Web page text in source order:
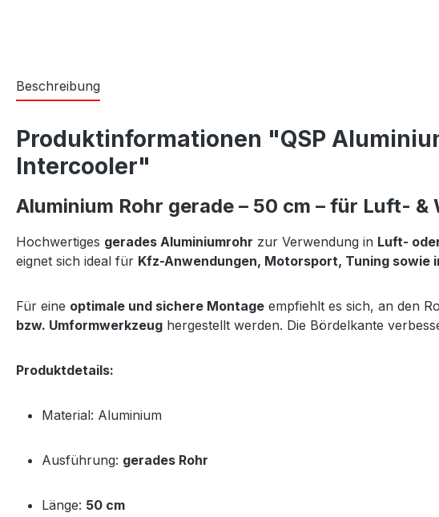
Beschreibung
Produktinformationen "QSP
Intercooler"
Aluminium Rohr gerade – 50 cm – für Luft- &
Hochwertiges gerades Aluminiumrohr zur Verwendung in Luft-
eignet sich ideal für Kfz-Anwendungen, Motorsport, Tuning sowie
Für eine optimale und sichere Montage empfiehlt es sich, an den
bzw. Umformwerkzeug hergestellt werden. Die Bördelkante
Produktdetails:
Material: Aluminium
Ausführung: gerades Rohr
Länge: 50 cm